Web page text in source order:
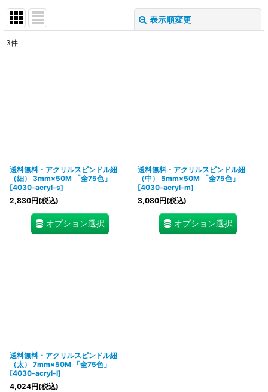
表示順変更
3件
送料無料・アクリルスピンドル紐
（細） 3mm×50M 「全75色」
[4030-acryl-s]
2,830円(税込)
オプション選択
送料無料・アクリルスピンドル紐
（中） 5mm×50M 「全75色」
[4030-acryl-m]
3,080円(税込)
オプション選択
送料無料・アクリルスピンドル紐
（太） 7mm×50M 「全75色」
[4030-acryl-l]
4,024円(税込)